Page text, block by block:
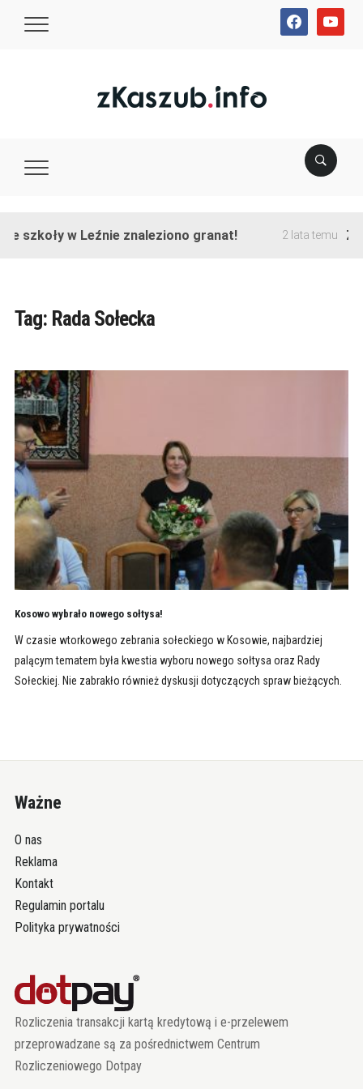
facebookyoutube
szkoły w Leźnie znaleziono granat! 2 lata temu
Tag: Rada Sołecka
Kosowo wybrało nowego sołtysa!
W czasie wtorkowego zebrania sołeckiego w Kosowie, najbardziej
palącym tematem była kwestia wyboru nowego sołtysa oraz Rady
Sołeckiej. Nie zabrakło również dyskusji dotyczących spraw bieżących.
Ważne
O nas
Reklama
Kontakt
Regulamin portalu
Polityka prywatności
Rozliczenia transakcji kartą kredytową i e-przelewem
przeprowadzane są za pośrednictwem Centrum
Rozliczeniowego Dotpay